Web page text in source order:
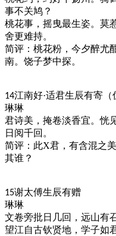
事不关鸠？
桃花事，摇曳最生姿。莫
舍更难持。
简评：桃花粉，今夕醉尤
南。饶子梦中探。
14江南好·适君生辰有寄（
琳琳
君诗美，掩卷淡香宜。恍
日阅千回。
简评： 此X君，有含混之
其谁？
15谢太傅生辰有赠
琳琳
文卷旁批日几回，远山有
望江自古钦贤地，学子如